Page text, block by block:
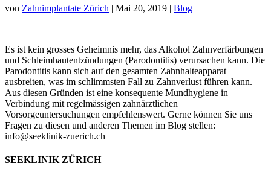
von Zahnimplantate Zürich | Mai 20, 2019 | Blog
Es ist kein grosses Geheimnis mehr, das Alkohol Zahnverfärbungen
und Schleimhautentzündungen (Parodontitis) verursachen kann. Die
Parodontitis kann sich auf den gesamten Zahnhalteapparat
ausbreiten, was im schlimmsten Fall zu Zahnverlust führen kann.
Aus diesen Gründen ist eine konsequente Mundhygiene in
Verbindung mit regelmässigen zahnärztlichen
Vorsorgeuntersuchungen empfehlenswert. Gerne können Sie uns
Fragen zu diesen und anderen Themen im Blog stellen:
info@seeklinik-zuerich.ch
SEEKLINIK ZÜRICH